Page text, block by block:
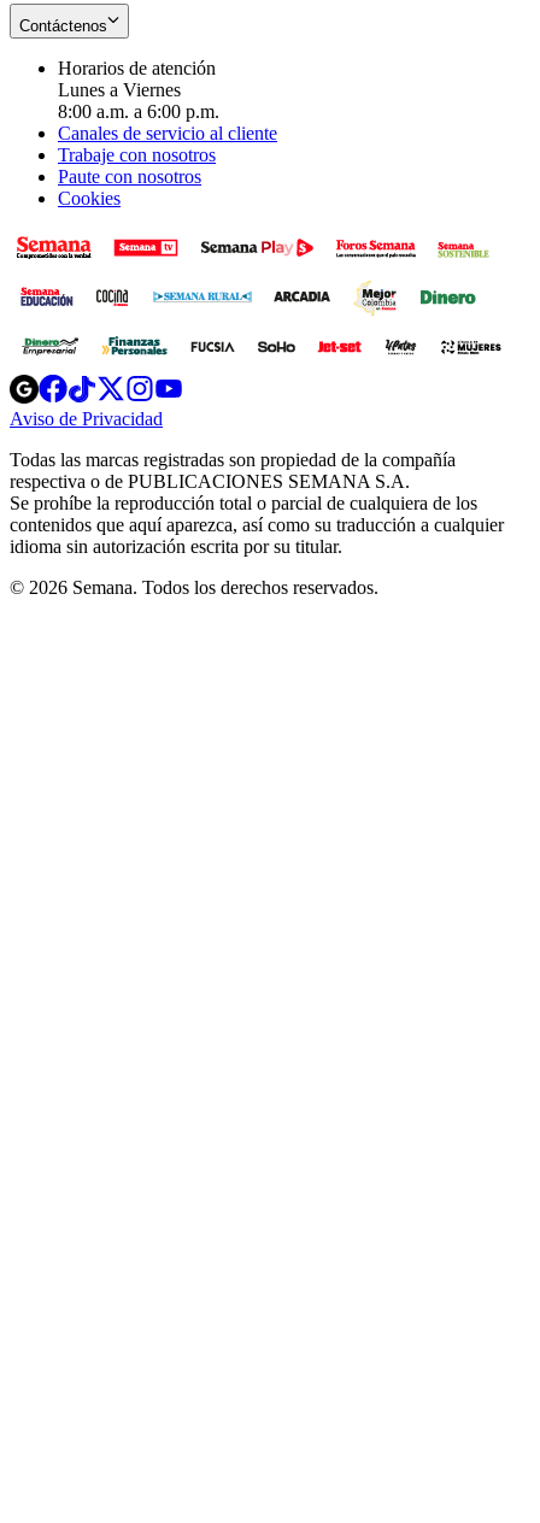
Contáctenos
Horarios de atención
Lunes a Viernes
8:00 a.m. a 6:00 p.m.
Canales de servicio al cliente
Trabaje con nosotros
Paute con nosotros
Cookies
Opens
in
new
Opens
in
new
Opens
in
new
window
Opens
new
windowwindow
Aviso de Privacidad
new
window
Todas las marcas registradas son propiedad de la compañía
respectiva o de PUBLICACIONES SEMANA S.A.
Se prohíbe la reproducción total o parcial de cualquiera de los
contenidos que aquí aparezca, así como su traducción a cualquier
idioma sin autorización escrita por su titular.
© 2026 Semana. Todos los derechos reservados.